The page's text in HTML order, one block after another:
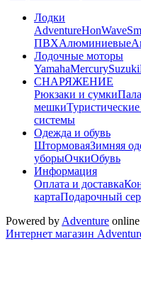
Лодки
AdventureHonWave
ПВХАлюминиевые
Лодочные моторы
YamahaMercurySuzuki
СНАРЯЖЕНИЕ
Рюкзаки и сумки
мешки
системы
Одежда и обувь
ШтормоваяЗимняя
уборыОчкиОбувь
Информация
Оплата и доставка
картаПодарочный
Powered by Adventure
Интернет магазин